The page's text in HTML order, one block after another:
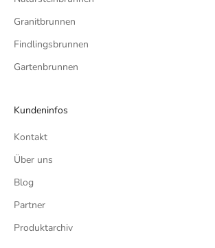
Granitbrunnen
Findlingsbrunnen
Gartenbrunnen
Kundeninfos
Kontakt
Über uns
Blog
Partner
Produktarchiv